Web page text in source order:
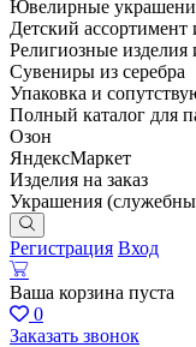
Ювелирные
Детский ассортимент
Религиозные изделия
Сувениры из серебра
Упаковка и
Полный каталог для
Озон
ЯндексМаркет
Изделия на заказ
Украшения
Регистрация Вход
Ваша корзина пуста
0
Заказать звонок